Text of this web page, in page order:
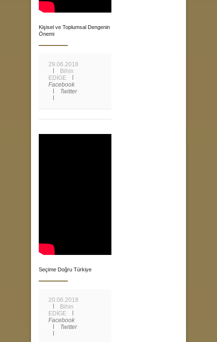
Kişisel ve Toplumsal Dengenin
Önemi
29.06.2018
Bihin
EDİGE
Facebook
Twitter
Seçime Doğru Türkiye
20.06.2018
Bihin
EDİGE
Facebook
Twitter